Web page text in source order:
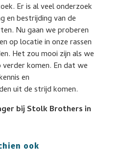
Er is al veel onderzoek
en bestrijding van de
Nu gaan we proberen
op locatie in onze rassen
Het zou mooi zijn als we
komen. En dat we
en
uit de strijd komen.
bij Stolk Brothers in
ook